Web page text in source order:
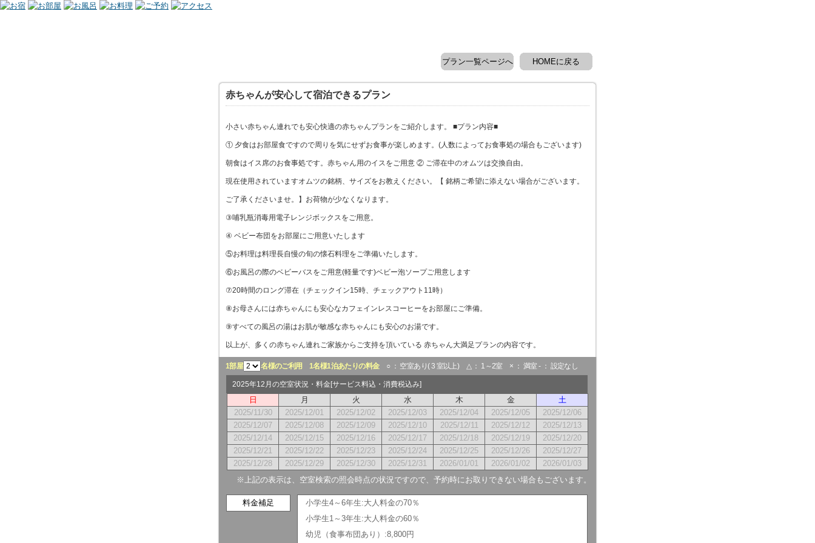
HOMEに戻る
プラン一覧ページへ
赤ちゃんが安心して宿泊できるプラン
小さい赤ちゃん連れでも安心快適の赤ちゃんプランをご紹介します。 ■プラン内容■
① 夕食はお部屋食ですので周りを気にせずお食事が楽しめます。(人数によってお食事処の場合もございます)
朝食はイス席のお食事処です。赤ちゃん用のイスをご用意 ② ご滞在中のオムツは交換自由。
現在使用されていますオムツの銘柄、サイズをお教えください。【 銘柄ご希望に添えない場合がございます。
ご了承くださいませ。】お荷物が少なくなります。
③哺乳瓶消毒用電子レンジボックスをご用意。
④ ベビー布団をお部屋にご用意いたします
⑤お料理は料理長自慢の旬の懐石料理をご準備いたします。
⑥お風呂の際のベビーバスをご用意(軽量です)ベビー泡ソープご用意します
⑦20時間のロング滞在（チェックイン15時、チェックアウト11時）
⑧お母さんには赤ちゃんにも安心なカフェインレスコーヒーをお部屋にご準備。
⑨すべての風呂の湯はお肌が敏感な赤ちゃんにも安心のお湯です。
以上が、多くの赤ちゃん連れご家族からご支持を頂いている 赤ちゃん大満足プランの内容です。
1部屋 名様のご利用 1名様1泊あたりの料金○ ： 空室あり( 3 室以上) △ ： 1～2室 × ： 満室 - ： 設定なし
2025年12月の空室状況・料金[サービス料込・消費税込み]
日 月 火 水 木 金
土
2025/11/30
2025/12/01 2025/12/02 2025/12/03 2025/12/04 2025/12/05
2025/12/06
2025/12/07
2025/12/08 2025/12/09 2025/12/10 2025/12/11 2025/12/12
2025/12/13
2025/12/14
2025/12/15 2025/12/16 2025/12/17 2025/12/18 2025/12/19
2025/12/20
2025/12/21
2025/12/22 2025/12/23 2025/12/24 2025/12/25 2025/12/26
2025/12/27
2025/12/28
2025/12/29 2025/12/30 2025/12/31 2026/01/01 2026/01/02
2026/01/03
※上記の表示は、空室検索の照会時点の状況ですので、予約時にお取りできない場合もございます。
料金補足
小学生4～6年生:大人料金の70％
小学生1～3年生:大人料金の60％
幼児（食事布団あり）:8,800円